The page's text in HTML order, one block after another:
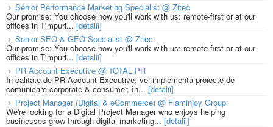
Senior Performance Marketing Specialist @ Zitec
Our promise: You choose how you'll work with us: remote-first or at our
offices in Timpuri... [detalii]
Senior SEO & GEO Specialist @ Zitec
Our promise: You choose how you'll work with us: remote-first or at our
offices in Timpuri... [detalii]
PR Account Executive @ TOTAL PR
În calitate de PR Account Executive, vei implementa proiecte de
comunicare corporate & consumer, în... [detalii]
Project Manager (Digital & eCommerce) @ Flaminjoy Group
We're looking for a Digital Project Manager who enjoys helping
businesses grow through digital marketing... [detalii]